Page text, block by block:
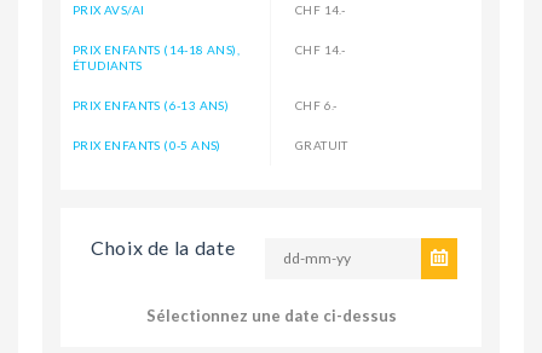
PRIX AVS/AI CHF 14.-
PRIX ENFANTS (14-18 ANS),
ÉTUDIANTS
CHF 14.-
PRIX ENFANTS (6-13 ANS) CHF 6.-
PRIX ENFANTS (0-5 ANS) GRATUIT
Choix de la date
Sélectionnez une date ci-dessus